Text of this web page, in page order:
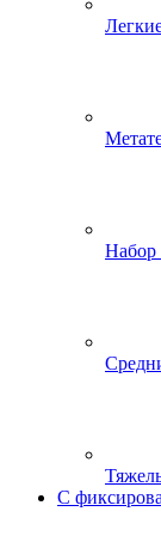
Набор
С